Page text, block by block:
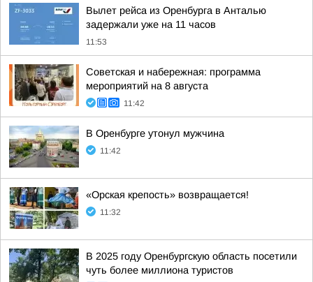
Вылет рейса из Оренбурга в Анталью
задержали уже на 11 часов
11:53
Советская и набережная: программа
мероприятий на 8 августа
11:42
В Оренбурге утонул мужчина
11:42
«Орская крепость» возвращается!
11:32
В 2025 году Оренбургскую область посетили
чуть более миллиона туристов